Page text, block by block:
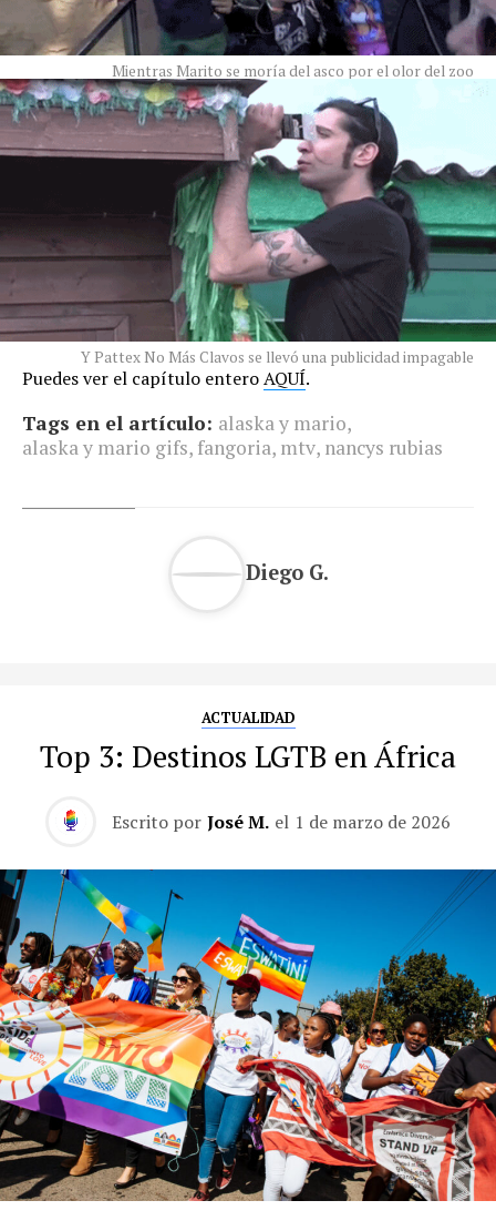
Mientras Marito se moría del asco por el olor del zoo
Y Pattex No Más Clavos se llevó una publicidad impagable
Puedes ver el capítulo enteroAQUÍ.
Tags en el artículo: alaska y mario,
alaska y mario gifs, fangoria, mtv, nancys rubias
Diego G.
ACTUALIDAD
Top 3: Destinos LGTB en África
Escrito por José M. el 1 de marzo de 2026